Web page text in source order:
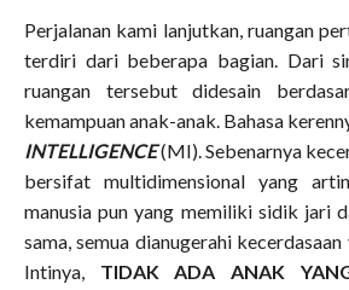
Perjalanan kami lanjutkan, ruangan
terdiri dari beberapa bagian. Dari
ruangan tersebut didesain
kemampuan anak-anak. Bahasa
INTELLIGENCE(MI). Sebenarnya
bersifat multidimensional yang
manusia pun yang memiliki sidik jari
sama, semua dianugerahi
Intinya, TIDAK ADA ANAK